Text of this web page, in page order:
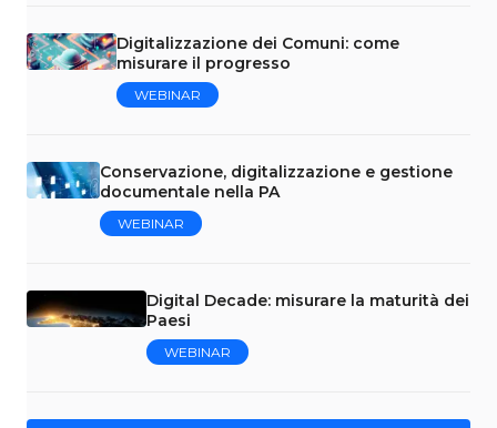
Digitalizzazione dei Comuni: come
misurare il progresso
WEBINAR
Conservazione, digitalizzazione e gestione
documentale nella PA
WEBINAR
Digital Decade: misurare la maturità dei
Paesi
WEBINAR